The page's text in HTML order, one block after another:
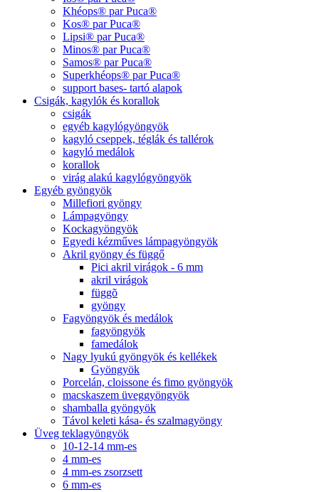
Khéops® par Puca®
Kos® par Puca®
Lipsi® par Puca®
Minos® par Puca®
Samos® par Puca®
Superkhéops® par Puca®
support bases- tartó alapok
Csigák, kagylók és korallok
csigák
egyéb kagylógyöngyök
kagyló cseppek, téglák és tallérok
kagyló medálok
korallok
virág alakú kagylógyöngyök
Egyéb gyöngyök
Millefiori gyöngy
Lámpagyöngy
Kockagyöngyök
Egyedi kézműves lámpagyöngyök
Akril gyöngy és függő
Pici akril virágok - 6 mm
akril virágok
függõ
gyöngy
Fagyöngyök és medálok
fagyöngyök
famedálok
Nagy lyukú gyöngyök és kellékek
Gyöngyök
Porcelán, cloissone és fimo gyöngyök
macskaszem üveggyöngyök
shamballa gyöngyök
Távol keleti kása- és szalmagyöngy
Üveg teklagyöngyök
10-12-14 mm-es
4 mm-es
4 mm-es zsorzsett
6 mm-es